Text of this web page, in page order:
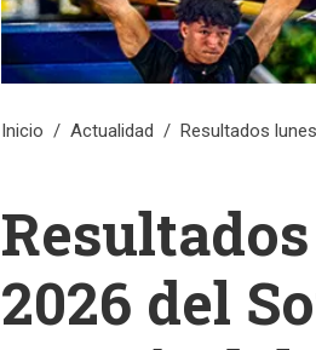
Inicio Actualidad Resultados
2026 del